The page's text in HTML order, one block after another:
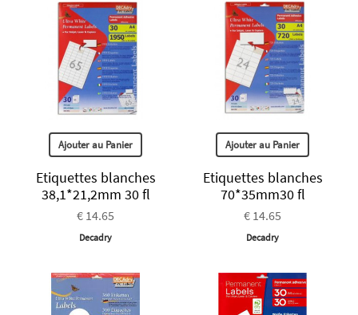
Ajouter au Panier
Etiquettes blanches
38,1*21,2mm 30 fl
€ 14.65
Decadry
Ajouter au Panier
Etiquettes blanches
70*35mm30 fl
€ 14.65
Decadry